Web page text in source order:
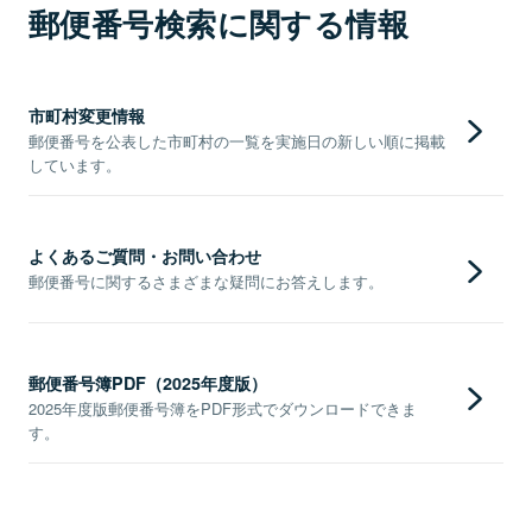
郵便番号検索に関する情報
市町村変更情報
郵便番号を公表した市町村の一覧を実施日の新しい順に掲載
しています。
よくあるご質問・お問い合わせ
郵便番号に関するさまざまな疑問にお答えします。
郵便番号簿PDF（2025年度版）
2025年度版郵便番号簿をPDF形式でダウンロードできま
す。